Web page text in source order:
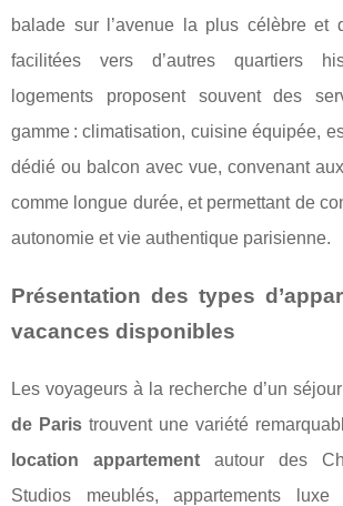
balade sur l’avenue la plus célèbre et
facilitées vers d’autres quartiers
logements proposent souvent des
gamme : climatisation, cuisine équipée,
dédié ou balcon avec vue, convenant
comme longue durée, et permettant de
autonomie et vie authentique parisienne.
Présentation des types
vacances disponibles
Les voyageurs à la recherche d’un
de Paris trouvent une variété
location appartementautour des
Studios meublés, appartements luxe